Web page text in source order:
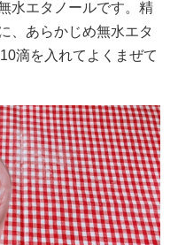
水エタノールです。精
、あらかじめ無水エタ
滴を入れてよくまぜて